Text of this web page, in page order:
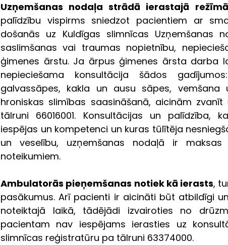
Uzņemšanas nodaļa strādā ierastajā režīmā
palīdzību vispirms sniedzot pacientiem ar
došanās uz Kuldīgas slimnīcas Uzņemšanas
saslimšanas vai traumas nopietnību,
ģimenes ārstu. Ja ārpus ģimenes ārsta darba
nepieciešama konsultācija šādos
galvassāpes, kakla un ausu sāpes,
hroniskas slimības saasināšanā, aicinām
tālruni 66016001. Konsultācijas un palīdzība,
iespējas un kompetenci un kuras tūlītēja
un veselību, uzņemšanas nodaļā ir
noteikumiem.
Ambulatorās pieņemšanas notiek kā ierasts,
pasākumus. Arī pacienti ir aicināti būt atbildīgi
noteiktajā laikā, tādējādi izvairoties no
pacientam nav iespējams ierasties uz
slimnīcas reģistratūru pa tālruni 63374000.